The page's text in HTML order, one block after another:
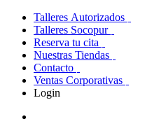
Talleres Autorizados
Talleres Socopur
Reserva tu cita
Nuestras Tiendas
Contacto
Ventas Corporativas
Login